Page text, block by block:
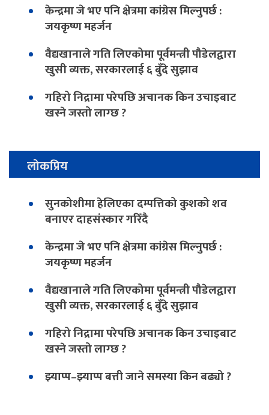
केन्द्रमा जे भए पनि क्षेत्रमा कांग्रेस मिल्नुपर्छ :
जयकृष्ण महर्जन
वैद्यखानाले गति लिएकोमा पूर्वमन्त्री पौडेलद्वारा
खुसी व्यक्त, सरकारलाई ६ बुँदे सुझाव
गहिरो निद्रामा परेपछि अचानक किन उचाइबाट
खस्ने जस्तो लाग्छ ?
लोकप्रिय
सुनकोशीमा हेलिएका दम्पत्तिको कुशको शव
बनाएर दाहसंस्कार गरिँदै
केन्द्रमा जे भए पनि क्षेत्रमा कांग्रेस मिल्नुपर्छ :
जयकृष्ण महर्जन
वैद्यखानाले गति लिएकोमा पूर्वमन्त्री पौडेलद्वारा
खुसी व्यक्त, सरकारलाई ६ बुँदे सुझाव
गहिरो निद्रामा परेपछि अचानक किन उचाइबाट
खस्ने जस्तो लाग्छ ?
झ्याप्प–झ्याप्प बत्ती जाने समस्या किन बढ्यो ?